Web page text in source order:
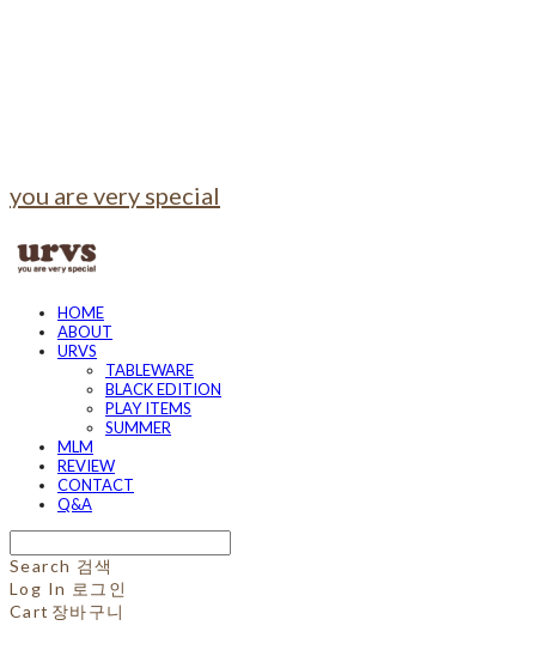
you are very special
HOME
ABOUT
URVS
TABLEWARE
BLACK EDITION
PLAY ITEMS
SUMMER
MLM
REVIEW
CONTACT
Q&A
Search 검색
Log In 로그인
Cart 장바구니